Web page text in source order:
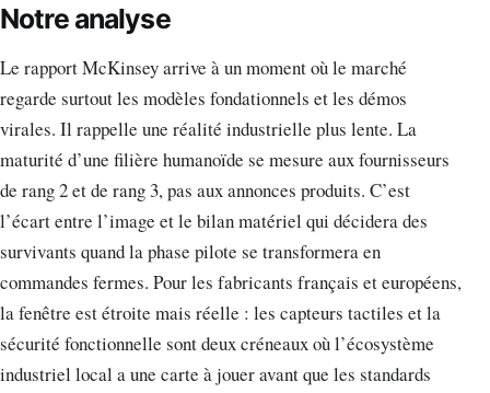
Notre analyse
Le rapport McKinsey arrive à un moment où le marché
regarde surtout les modèles fondationnels et les démos
virales. Il rappelle une réalité industrielle plus lente. La
maturité d’une filière humanoïde se mesure aux fournisseurs
de rang 2 et de rang 3, pas aux annonces produits. C’est
l’écart entre l’image et le bilan matériel qui décidera des
survivants quand la phase pilote se transformera en
commandes fermes. Pour les fabricants français et européens,
la fenêtre est étroite mais réelle : les capteurs tactiles et la
sécurité fonctionnelle sont deux créneaux où l’écosystème
industriel local a une carte à jouer avant que les standards